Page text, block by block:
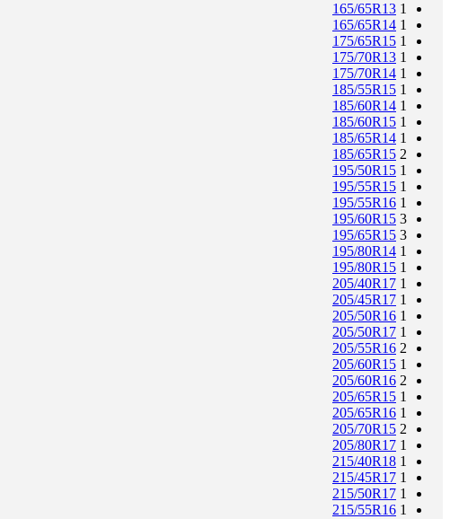
165/65R13 1
165/65R14 1
175/65R15 1
175/70R13 1
175/70R14 1
185/55R15 1
185/60R14 1
185/60R15 1
185/65R14 1
185/65R15 2
195/50R15 1
195/55R15 1
195/55R16 1
195/60R15 3
195/65R15 3
195/80R14 1
195/80R15 1
205/40R17 1
205/45R17 1
205/50R16 1
205/50R17 1
205/55R16 2
205/60R15 1
205/60R16 2
205/65R15 1
205/65R16 1
205/70R15 2
205/80R17 1
215/40R18 1
215/45R17 1
215/50R17 1
215/55R16 1